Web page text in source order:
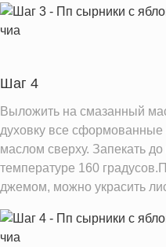
Шаг 4
Выложить на смазанный
духовку все сформованные
маслом сверху. Запекать
температуре 160
джемом, можно украсить